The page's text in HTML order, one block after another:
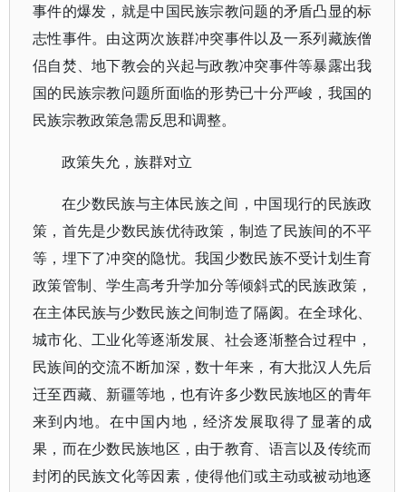
事件的爆发，就是中国民族宗教问题的矛盾凸显的标
志性事件。由这两次族群冲突事件以及一系列藏族僧
侣自焚、地下教会的兴起与政教冲突事件等暴露出我
国的民族宗教问题所面临的形势已十分严峻，我国的
民族宗教政策急需反思和调整。
政策失允，族群对立
在少数民族与主体民族之间，中国现行的民族政
策，首先是少数民族优待政策，制造了民族间的不平
等，埋下了冲突的隐忧。我国少数民族不受计划生育
政策管制、学生高考升学加分等倾斜式的民族政策，
在主体民族与少数民族之间制造了隔阂。在全球化、
城市化、工业化等逐渐发展、社会逐渐整合过程中，
民族间的交流不断加深，数十年来，有大批汉人先后
迁至西藏、新疆等地，也有许多少数民族地区的青年
来到内地。在中国内地，经济发展取得了显著的成
果，而在少数民族地区，由于教育、语言以及传统而
封闭的民族文化等因素，使得他们或主动或被动地逐